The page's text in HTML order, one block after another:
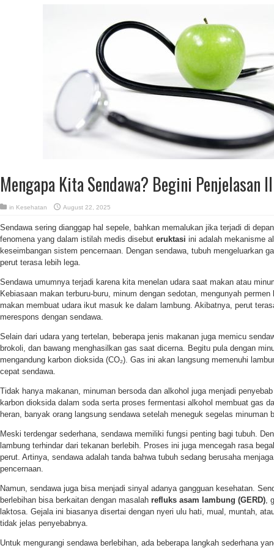
Mengapa Kita Sendawa? Begini Penjelasan
in Kesehatan August 22, 2025
Sendawa sering dianggap hal sepele, bahkan memalukan jika terjadi di
fenomena yang dalam istilah medis disebut eruktasi ini adalah mekanisme
keseimbangan sistem pencernaan. Dengan sendawa, tubuh mengeluarkan
perut terasa lebih lega.
Sendawa umumnya terjadi karena kita menelan udara saat makan atau
Kebiasaan makan terburu-buru, minum dengan sedotan, mengunyah
makan membuat udara ikut masuk ke dalam lambung. Akibatnya, perut
merespons dengan sendawa.
Selain dari udara yang tertelan, beberapa jenis makanan juga memicu
brokoli, dan bawang menghasilkan gas saat dicerna. Begitu pula dengan
mengandung karbon dioksida (CO₂). Gas ini akan langsung memenuhi
cepat sendawa.
Tidak hanya makanan, minuman bersoda dan alkohol juga menjadi
karbon dioksida dalam soda serta proses fermentasi alkohol membuat gas
heran, banyak orang langsung sendawa setelah meneguk segelas minuman
Meski terdengar sederhana, sendawa memiliki fungsi penting bagi tubuh.
lambung terhindar dari tekanan berlebih. Proses ini juga mencegah rasa
perut. Artinya, sendawa adalah tanda bahwa tubuh sedang berusaha
pencernaan.
Namun, sendawa juga bisa menjadi sinyal adanya gangguan kesehatan.
berlebihan bisa berkaitan dengan masalah refluks asam lambung (GERD),
laktosa. Gejala ini biasanya disertai dengan nyeri ulu hati, mual, muntah,
tidak jelas penyebabnya.
Untuk mengurangi sendawa berlebihan, ada beberapa langkah sederhana